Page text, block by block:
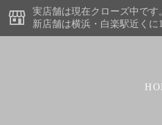
実店舗は現在クローズ中です。
新店舗は横浜・白楽駅近くに